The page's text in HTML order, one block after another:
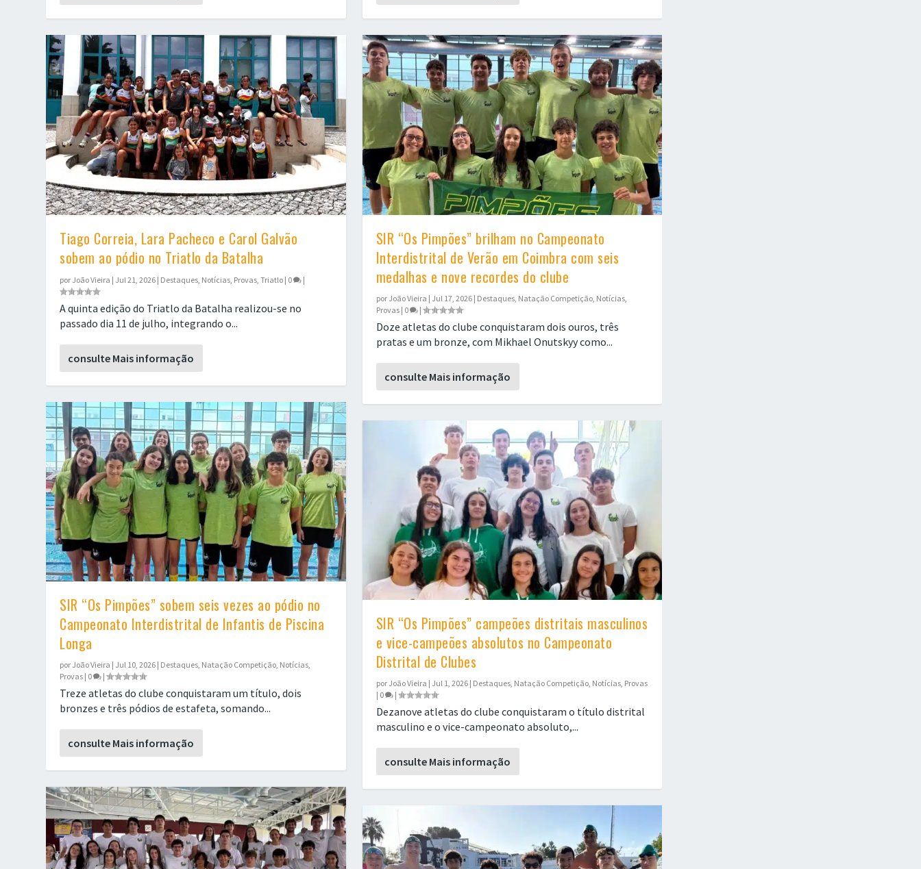
Tiago Correia, Lara Pacheco e Carol Galvão
sobem ao pódio no Triatlo da Batalha
por João Vieira | Jul 21, 2026 | Destaques Notícias Provas ,Triatlo | 0 |
A quinta edição do Triatlo da Batalha realizou-se no
passado dia 11 de julho, integrando o...
consulte Mais informação
SIR “Os Pimpões” sobem seis vezes ao pódio no
Campeonato Interdistrital de Infantis de Piscina
Longa
por João Vieira | Jul 10, 2026 | Destaques Natação Competição Notícias
Provas | 0 |
Treze atletas do clube conquistaram um título, dois
bronzes e três pódios de estafeta, somando...
consulte Mais informação
SIR “Os Pimpões” brilham no Campeonato
Interdistrital de Verão em Coimbra com seis
medalhas e nove recordes do clube
por João Vieira | Jul 17, 2026| Destaques, Natação Competição, Notícias,
Provas| 0 |
Doze atletas do clube conquistaram dois ouros, três
pratas e um bronze, com Mikhael Onutskyy como...
consulte Mais informação
SIR “Os Pimpões” campeões distritais masculinos
e vice-campeões absolutos no Campeonato
Distrital de Clubes
por João Vieira | Jul 1, 2026| Destaques, Natação Competição, Notícias, Provas
| 0 |
Dezanove atletas do clube conquistaram o título distrital
masculino e o vice-campeonato absoluto,...
consulte Mais informação